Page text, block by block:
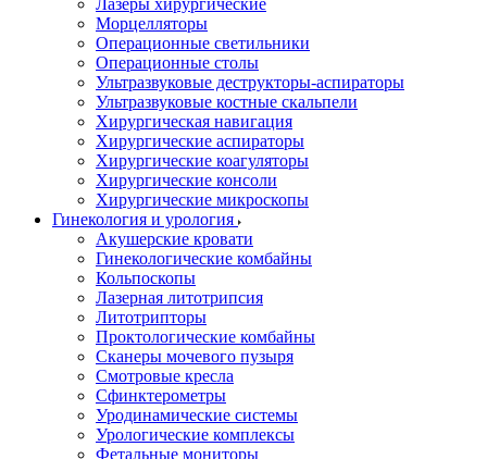
Лазеры хирургические
Морцелляторы
Операционные светильники
Операционные столы
Ультразвуковые деструкторы-аспираторы
Ультразвуковые костные скальпели
Хирургическая навигация
Хирургические аспираторы
Хирургические коагуляторы
Хирургические консоли
Хирургические микроскопы
Гинекология и урология
Акушерские кровати
Гинекологические комбайны
Кольпоскопы
Лазерная литотрипсия
Литотрипторы
Проктологические комбайны
Сканеры мочевого пузыря
Смотровые кресла
Сфинктерометры
Уродинамические системы
Урологические комплексы
Фетальные мониторы